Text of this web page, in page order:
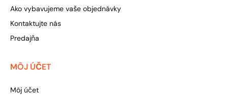
Ako vybavujeme vaše objednávky
Kontaktujte nás
Predajňa
MÔJ ÚČET
Môj účet